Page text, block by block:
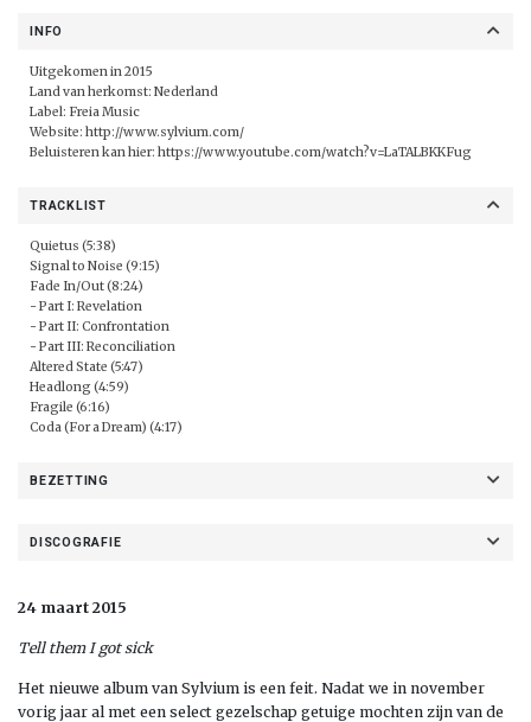
INFO
Uitgekomen in 2015
Land van herkomst: Nederland
Label: Freia Music
Website: http://www.sylvium.com/
Beluisteren kan hier: https://www.youtube.com/watch?v=LaTALBKKFug
TRACKLIST
Quietus (5:38)
Signal to Noise (9:15)
Fade In/Out (8:24)
- Part I: Revelation
- Part II: Confrontation
- Part III: Reconciliation
Altered State (5:47)
Headlong (4:59)
Fragile (6:16)
Coda (For a Dream) (4:17)
BEZETTING
DISCOGRAFIE
24 maart 2015
Tell them I got sick
Het nieuwe album van Sylvium is een feit. Nadat we in november
vorig jaar al met een select gezelschap getuige mochten zijn van de